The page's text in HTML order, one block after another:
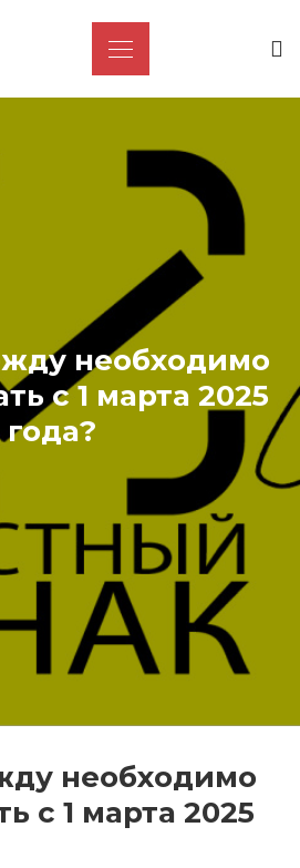
необходимо
с 1 марта 2025
года?
необходимо
с 1 марта 2025